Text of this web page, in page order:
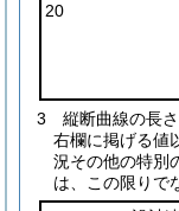
20
3
縦断曲線の長
右欄に掲げる値
況その他の特別
は、この限りで